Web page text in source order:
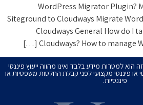
WordPress Migrator Plugin?
Siteground to Cloudways Migrate
Cloudways General How do I
Cloudways? How to manage
למטרות מידע בלבד ואינו מהווה ייעוץ פיננסי
או פיננסי מקצועי לפני קבלת החלטות משפטיות או
פיננסיות.